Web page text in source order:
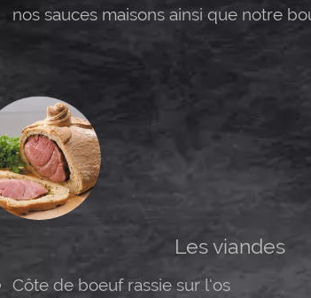
nos sauces maisons ainsi que notre
Les viandes
Côte de boeuf rassie sur l‘os